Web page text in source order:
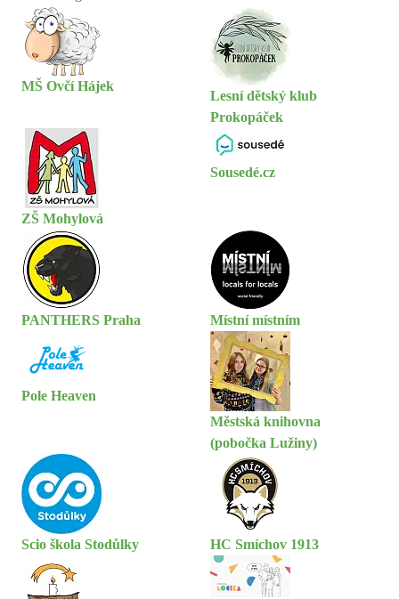
MŠ Ovčí Hájek
Lesní dětský klub
Prokopáček
ZŠ Mohylová
Sousedé.cz
PANTHERS Praha Místní místním
Pole Heaven
Městská knihovna
(pobočka Lužiny)
Scio škola Stodůlky HC Smíchov 1913